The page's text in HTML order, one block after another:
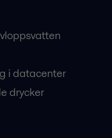
i datacenter
drycker